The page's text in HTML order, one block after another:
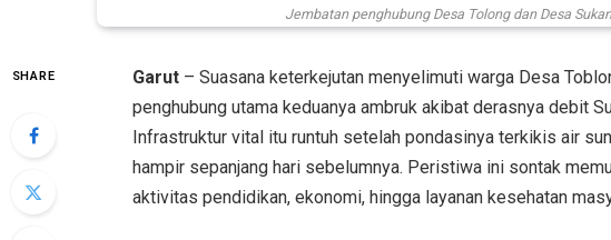
Jembatan penghubung Desa Tolong dan Desa
SHARE Garut– Suasana keterkejutan menyelimuti warga Desa
penghubung utama keduanya ambruk akibat derasnya debit
Infrastruktur vital itu runtuh setelah pondasinya terkikis air
hampir sepanjang hari sebelumnya. Peristiwa ini sontak
aktivitas pendidikan, ekonomi, hingga layanan kesehatan